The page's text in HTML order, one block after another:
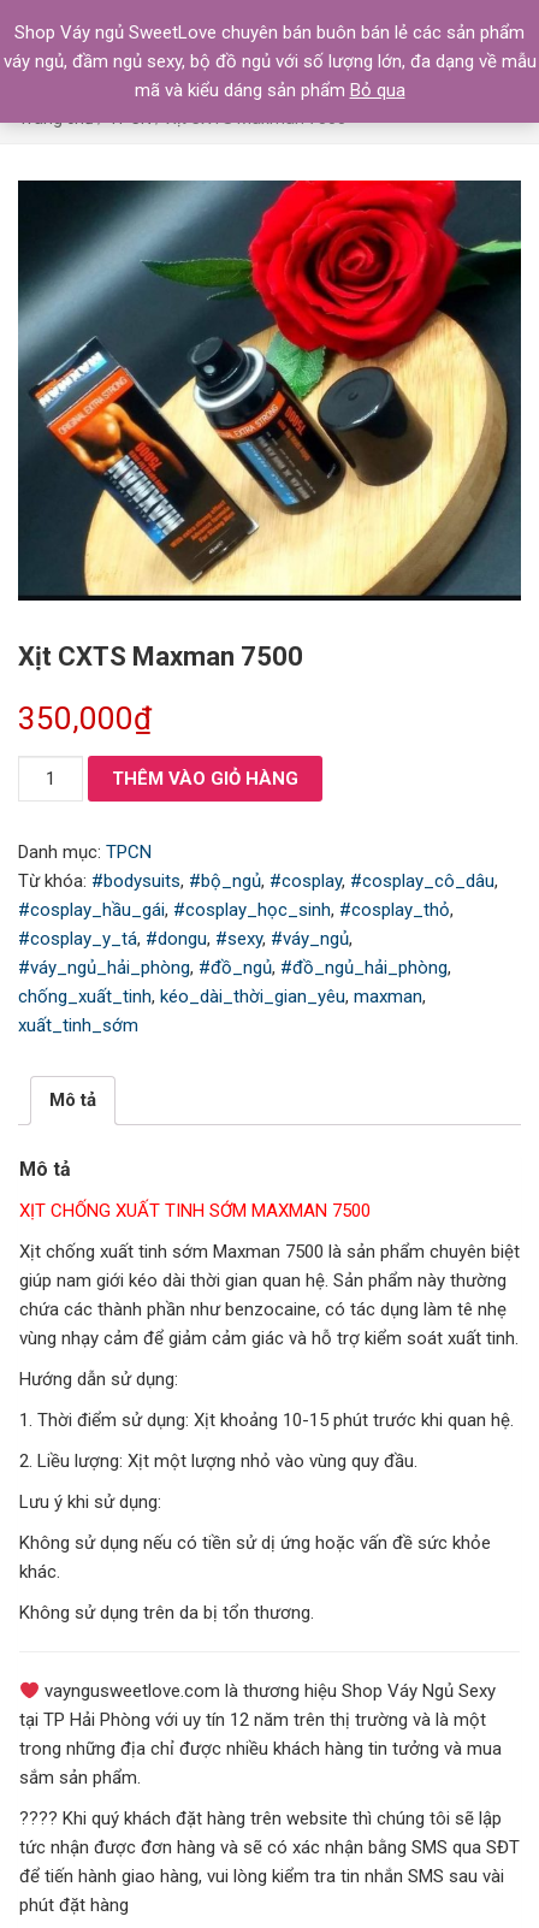
Xịt CXTS Maxman 7500
350,000₫
CXTS
7500
số
lượng
THÊM VÀO GIỎ HÀNG
Danh mục: TPCN
Từ khóa: #bodysuits, #bộ_ngủ, #cosplay, #cosplay_cô_dâu,
#cosplay_hầu_gái, #cosplay_học_sinh, #cosplay_thỏ,
#cosplay_y_tá, #dongu, #sexy, #váy_ngủ,
#váy_ngủ_hải_phòng, #đồ_ngủ, #đồ_ngủ_hải_phòng,
chống_xuất_tinh, kéo_dài_thời_gian_yêu, maxman,
xuất_tinh_sớm
Mô tả
Mô tả
XỊT CHỐNG XUẤT TINH SỚM MAXMAN 7500
Xịt chống xuất tinh sớm Maxman 7500 là sản phẩm chuyên biệt
giúp nam giới kéo dài thời gian quan hệ. Sản phẩm này thường
chứa các thành phần như benzocaine, có tác dụng làm tê nhẹ
vùng nhạy cảm để giảm cảm giác và hỗ trợ kiểm soát xuất tinh.
Hướng dẫn sử dụng:
1. Thời điểm sử dụng: Xịt khoảng 10-15 phút trước khi quan hệ.
2. Liều lượng: Xịt một lượng nhỏ vào vùng quy đầu.
Lưu ý khi sử dụng:
Không sử dụng nếu có tiền sử dị ứng hoặc vấn đề sức khỏe
khác.
Không sử dụng trên da bị tổn thương.
vayngusweetlove.com là thương hiệu Shop Váy Ngủ Sexy
tại TP Hải Phòng với uy tín 12 năm trên thị trường và là một
trong những địa chỉ được nhiều khách hàng tin tưởng và mua
sắm sản phẩm.
???? Khi quý khách đặt hàng trên website thì chúng tôi sẽ lập
tức nhận được đơn hàng và sẽ có xác nhận bằng SMS qua SĐT
để tiến hành giao hàng, vui lòng kiểm tra tin nhắn SMS sau vài
phút đặt hàng
Shop Váy ngủ SweetLove chuyên bán buôn bán lẻ các sản phẩm
váy ngủ, đầm ngủ sexy, bộ đồ ngủ với số lượng lớn, đa dạng về mẫu
mã và kiểu dáng sản phẩm Bỏ qua